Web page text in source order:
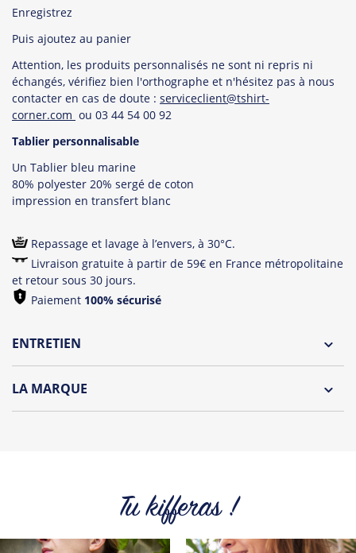
Enregistrez
Puis ajoutez au panier
Attention, les produits personnalisés ne sont ni repris ni
échangés, vérifiez bien l'orthographe et n'hésitez pas à nous
contacter en cas de doute : serviceclient@tshirt-
corner.com ou 03 44 54 00 92
Tablier personnalisable
Un Tablier bleu marine
80% polyester 20% sergé de coton
impression en transfert blanc
Repassage et lavage à l’envers, à 30°C.
Livraison gratuite à partir de 59€ en France métropolitaine
et retour sous 30 jours.
Paiement 100% sécurisé
ENTRETIEN
LA MARQUE
Tu kifferas !